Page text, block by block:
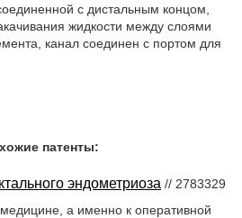
с дистальным концом,
жидкости между слоями
канал соединен с портом для
патенты:
эндометриоза // 2783329
а именно к оперативной